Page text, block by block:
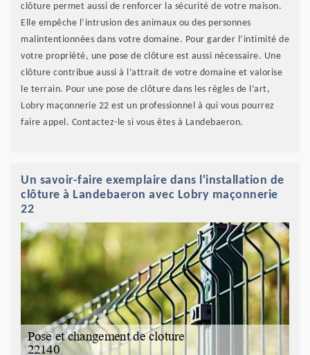
clôture permet aussi de renforcer la sécurité de votre maison.
Elle empêche l’intrusion des animaux ou des personnes
malintentionnées dans votre domaine. Pour garder l’intimité de
votre propriété, une pose de clôture est aussi nécessaire. Une
clôture contribue aussi à l’attrait de votre domaine et valorise
le terrain. Pour une pose de clôture dans les règles de l’art,
Lobry maçonnerie 22 est un professionnel à qui vous pourrez
faire appel. Contactez-le si vous êtes à Landebaeron.
Un savoir-faire exemplaire dans l'installation de
clôture à Landebaeron avec Lobry maçonnerie
22